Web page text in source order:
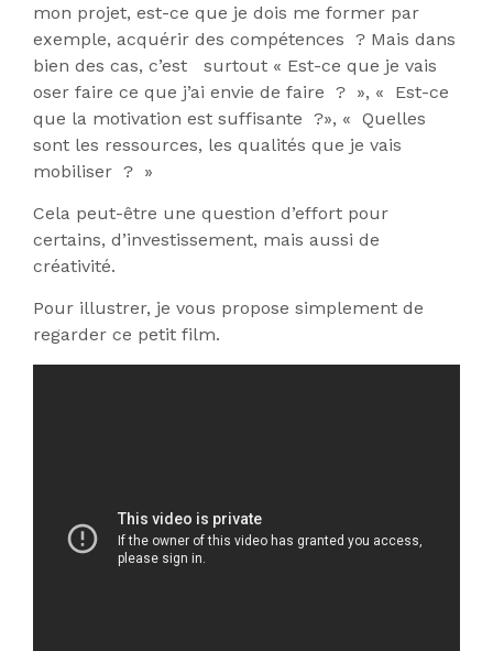
mon projet, est-ce que je dois me former par
exemple, acquérir des compétences ? Mais dans
bien des cas, c’est surtout « Est-ce que je vais
oser faire ce que j’ai envie de faire ? », « Est-ce
que la motivation est suffisante ?», « Quelles
sont les ressources, les qualités que je vais
mobiliser ? »
Cela peut-être une question d’effort pour
certains, d’investissement, mais aussi de
créativité.
Pour illustrer, je vous propose simplement de
regarder ce petit film.